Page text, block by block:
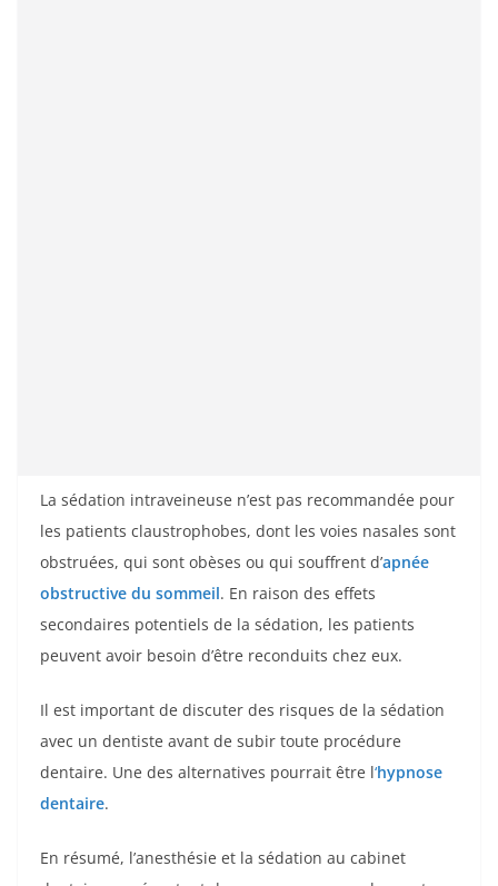
La sédation intraveineuse n’est pas recommandée pour
les patients claustrophobes, dont les voies nasales sont
obstruées, qui sont obèses ou qui souffrent d’apnée
obstructive du sommeil. En raison des effets
secondaires potentiels de la sédation, les patients
peuvent avoir besoin d’être reconduits chez eux.
Il est important de discuter des risques de la sédation
avec un dentiste avant de subir toute procédure
dentaire. Une des alternatives pourrait être l‘hypnose
dentaire.
En résumé, l’anesthésie et la sédation au cabinet